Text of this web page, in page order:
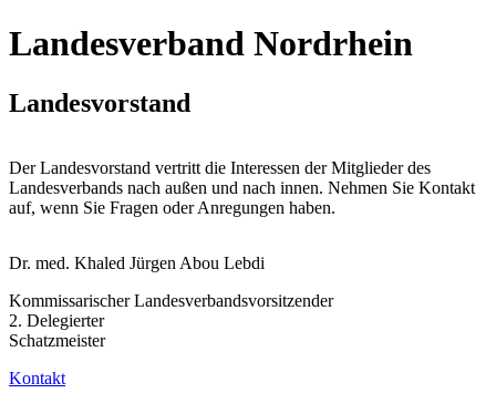
Landesverband Nordrhein
Landesvorstand
Der Landesvorstand vertritt die Interessen der Mitglieder des
Landesverbands nach außen und nach innen. Nehmen Sie Kontakt
auf, wenn Sie Fragen oder Anregungen haben.
Dr. med. Khaled Jürgen Abou Lebdi
Kommissarischer Landesverbandsvorsitzender
2. Delegierter
Schatzmeister
Kontakt